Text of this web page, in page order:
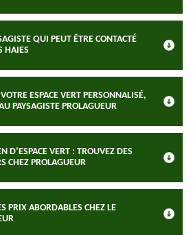
QUI PEUT ÊTRE CONTACTÉ
HAIES
ESPACE VERT PERSONNALISÉ,
PAYSAGISTE PROLAGUEUR
D’ESPACE VERT : TROUVEZ DES
CHEZ PROLAGUEUR
PRIX ABORDABLES CHEZ LE